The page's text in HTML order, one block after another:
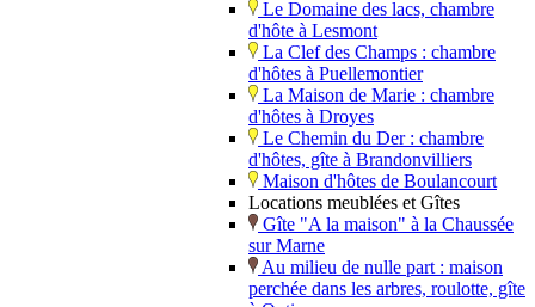
Le Domaine des lacs, chambre
d'hôte à Lesmont
La Clef des Champs : chambre
d'hôtes à Puellemontier
La Maison de Marie : chambre
d'hôtes à Droyes
Le Chemin du Der : chambre
d'hôtes, gîte à Brandonvilliers
Maison d'hôtes de Boulancourt
Locations meublées et Gîtes
Gîte "A la maison" à la Chaussée
sur Marne
Au milieu de nulle part : maison
perchée dans les arbres, roulotte, gîte